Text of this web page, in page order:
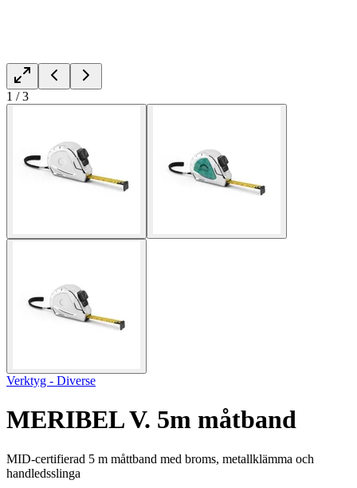
1 /3
Verktyg - Diverse
MERIBEL V. 5m måtband
MID-certifierad 5 m måttband med broms, metallklämma och
handledsslinga